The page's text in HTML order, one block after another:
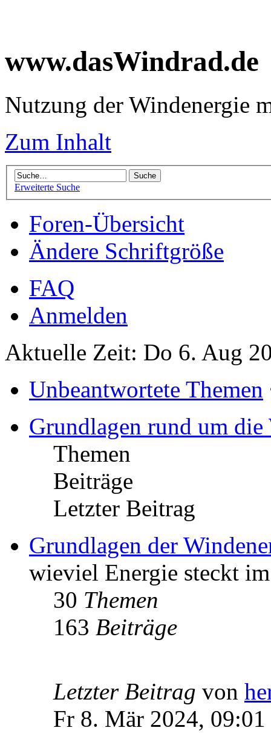
www.dasWindrad.de
Nutzung der Windenergie
Zum Inhalt
Erweiterte Suche
Foren-Übersicht
Ändere Schriftgröße
FAQ
Anmelden
Aktuelle Zeit: Do 6. Aug
Unbeantwortete Themen
Grundlagen rund um
Themen
Beiträge
Letzter Beitrag
Grundlagen der
wieviel Energie steckt
30 Themen
163 Beiträge
Letzter Beitrag von
Fr 8. Mär 2024, 09:01